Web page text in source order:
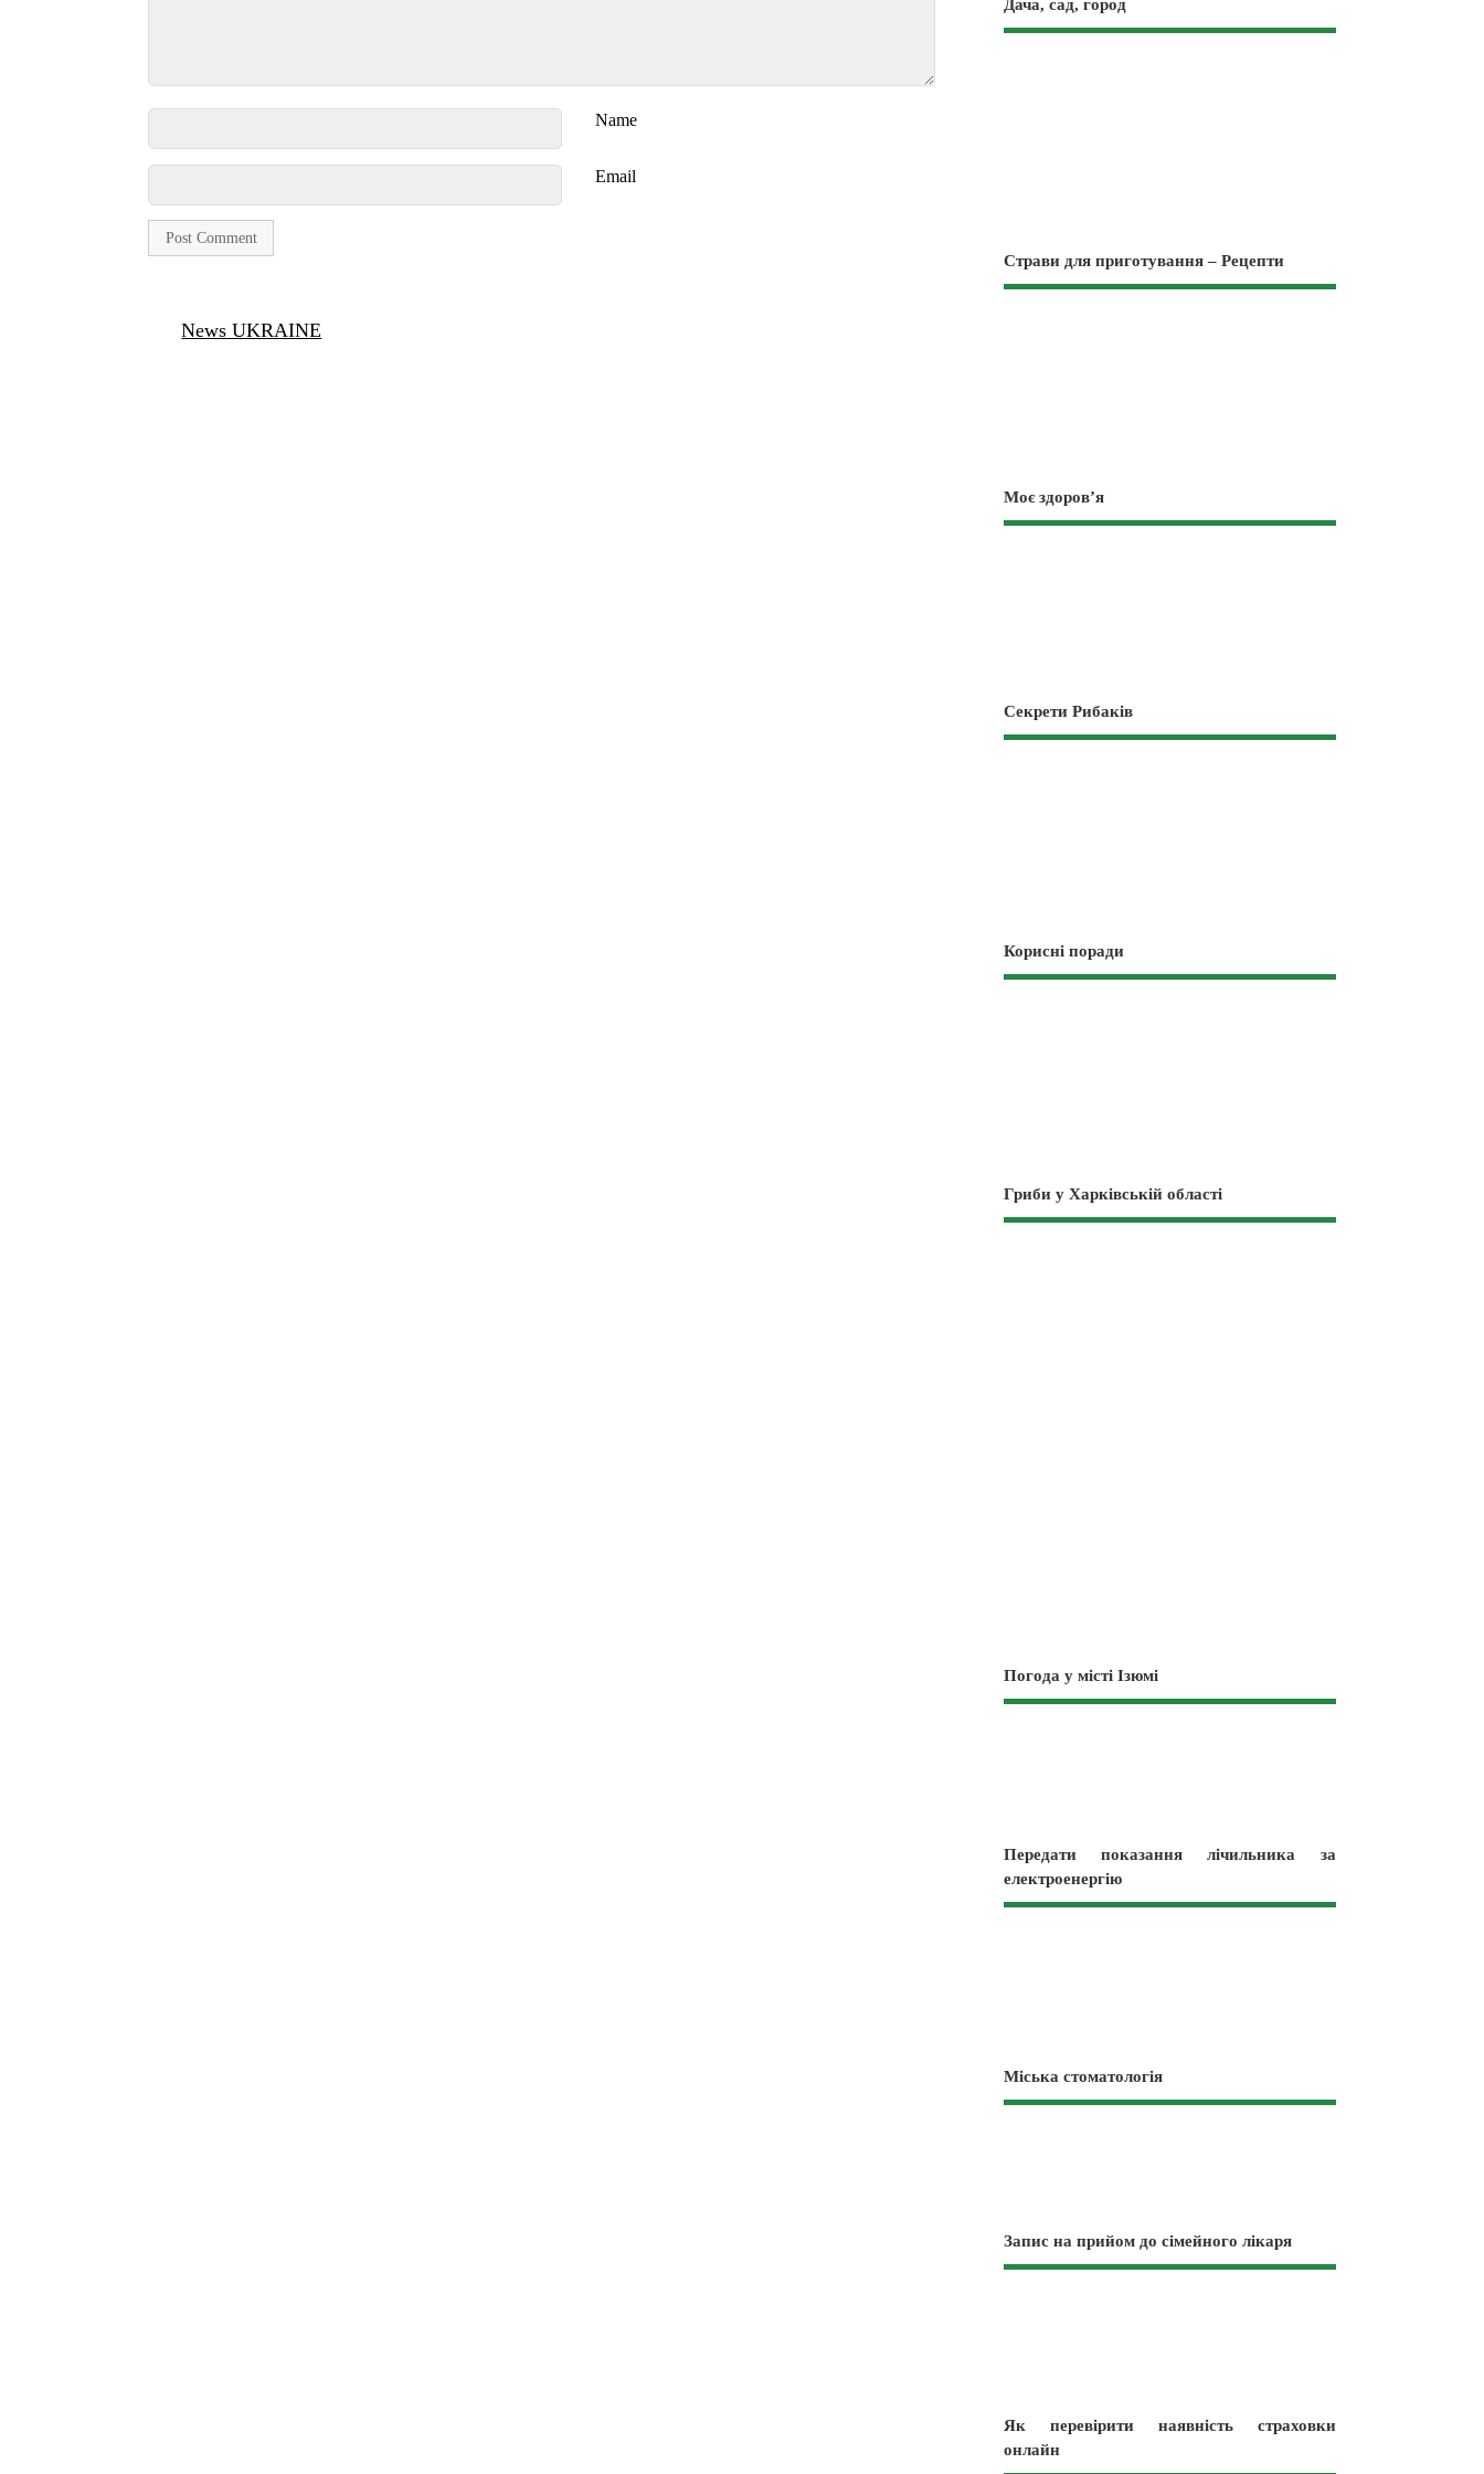
Name
Email
News UKRAINE
Дача, сад, город
Страви для приготування – Рецепти
Моє здоров’я
Секрети Рибаків
Корисні поради
Гриби у Харківській області
Погода у місті Ізюмі
Передати показання лічильника за
електроенергію
Міська стоматологія
Запис на прийом до сімейного лікаря
Як перевірити наявність страховки
онлайн